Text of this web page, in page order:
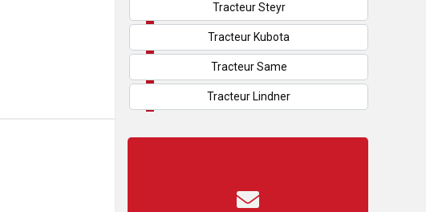
Tracteur Steyr
Tracteur Kubota
Tracteur Same
Tracteur Lindner